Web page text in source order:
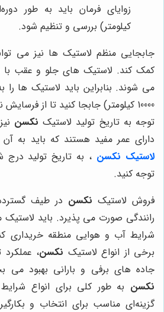
کیلومتر) بررسی و تنظیم شود.
جابجایی منظم لاستیک ها نیز می
کمک کند. لاستیک های جلو و عقب با
10000 کیلومتر) جابجا کنید تا از
توجه به تاریخ تولید لاستیک نکسن
دارای عمر مفید هستند که باید به
لاستیک نکسن ، به تاریخ تولید
توجه کنید.
فروش لاستیک نکسن در طیف
رانندگی صورت می پذیرد. باید لاستیک
شرایط آب و هوایی منطقه‌ خریداری
برخی از انواع لاستیک نکسن، عملکرد
جاده های برفی و بارانی بهبود می
نکسن به طور کلی برای انواع
گزینه‌ای مناسب برای انتخاب و